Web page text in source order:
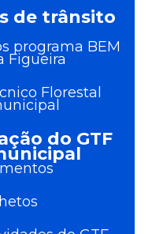
de trânsito
programa BEM
Figueira
Florestal
do GTF